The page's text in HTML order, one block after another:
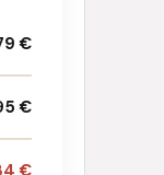
€
€